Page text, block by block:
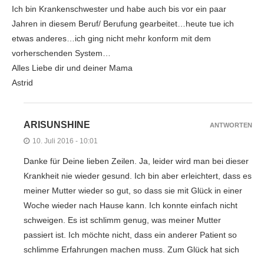
Ich bin Krankenschwester und habe auch bis vor ein paar
Jahren in diesem Beruf/ Berufung gearbeitet…heute tue ich
etwas anderes…ich ging nicht mehr konform mit dem
vorherschenden System…
Alles Liebe dir und deiner Mama
Astrid
ARISUNSHINE
10. Juli 2016 - 10:01
Danke für Deine lieben Zeilen. Ja, leider wird man bei dieser
Krankheit nie wieder gesund. Ich bin aber erleichtert, dass es
meiner Mutter wieder so gut, so dass sie mit Glück in einer
Woche wieder nach Hause kann. Ich konnte einfach nicht
schweigen. Es ist schlimm genug, was meiner Mutter
passiert ist. Ich möchte nicht, dass ein anderer Patient so
schlimme Erfahrungen machen muss. Zum Glück hat sich
ANTWORTEN